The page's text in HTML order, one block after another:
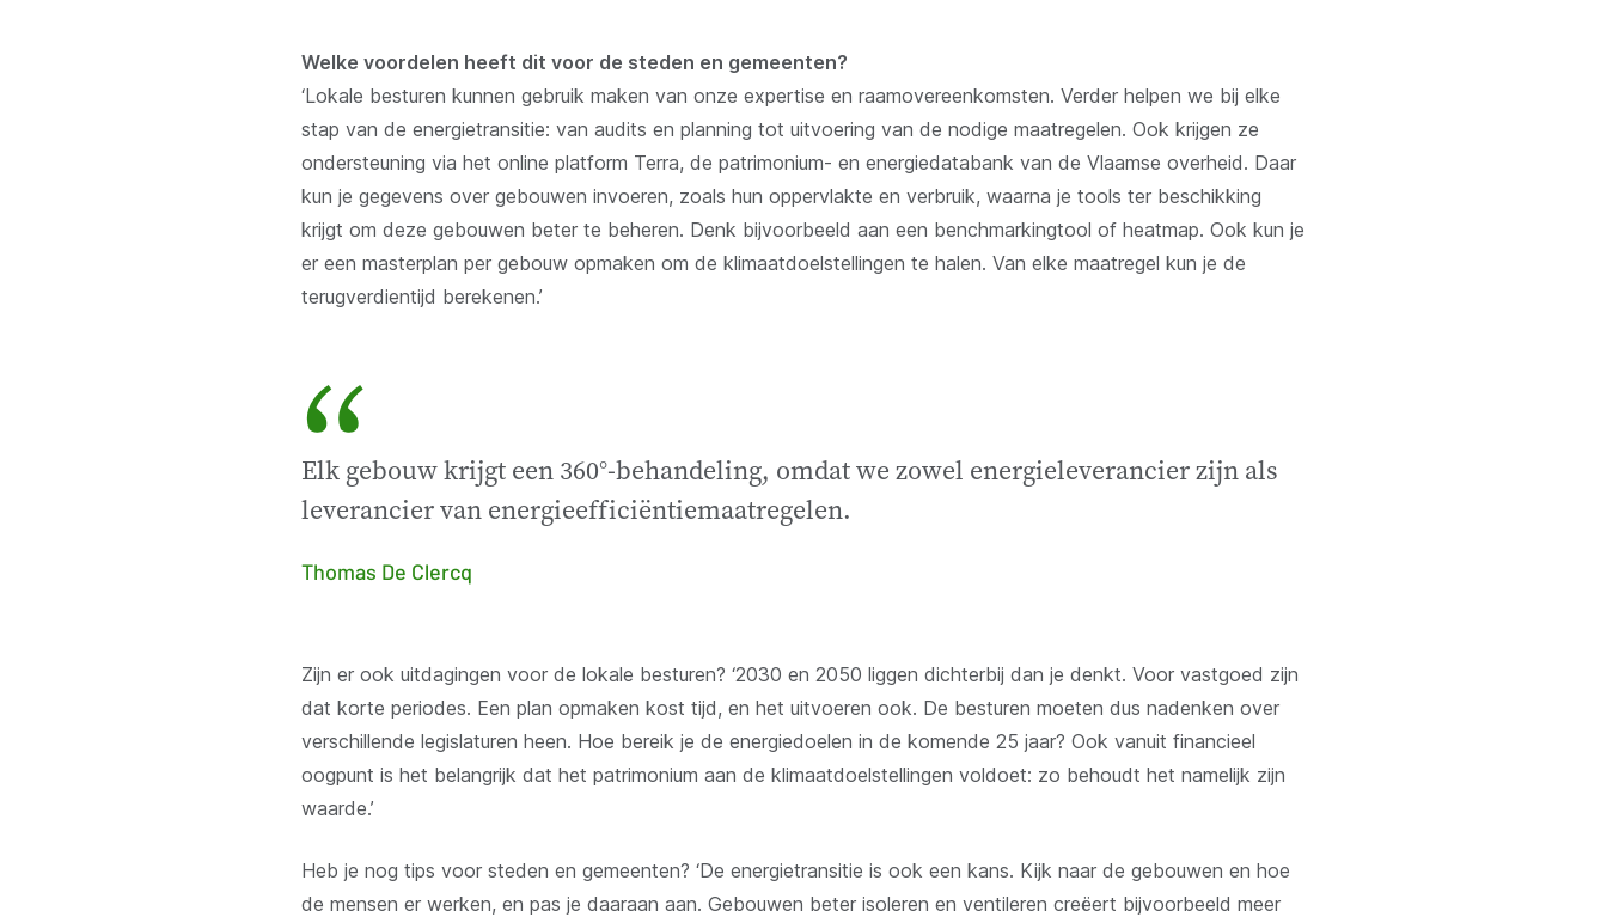
Welke voordelen heeft dit voor de steden en gemeenten?
‘Lokale besturen kunnen gebruik maken van onze expertise en raamovereenkomsten. Verder helpen we bij elke
stap van de energietransitie: van audits en planning tot uitvoering van de nodige maatregelen. Ook krijgen ze
ondersteuning via het online platform Terra, de patrimonium- en energiedatabank van de Vlaamse overheid. Daar
kun je gegevens over gebouwen invoeren, zoals hun oppervlakte en verbruik, waarna je tools ter beschikking
krijgt om deze gebouwen beter te beheren. Denk bijvoorbeeld aan een benchmarkingtool of heatmap. Ook kun je
er een masterplan per gebouw opmaken om de klimaatdoelstellingen te halen. Van elke maatregel kun je de
terugverdientijd berekenen.’
“
Elk gebouw krijgt een 360°-behandeling, omdat we zowel energieleverancier zijn als
leverancier van energieefficiëntiemaatregelen.
Thomas De Clercq
Zijn er ook uitdagingen voor de lokale besturen? ‘2030 en 2050 liggen dichterbij dan je denkt. Voor vastgoed zijn
dat korte periodes. Een plan opmaken kost tijd, en het uitvoeren ook. De besturen moeten dus nadenken over
verschillende legislaturen heen. Hoe bereik je de energiedoelen in de komende 25 jaar? Ook vanuit financieel
oogpunt is het belangrijk dat het patrimonium aan de klimaatdoelstellingen voldoet: zo behoudt het namelijk zijn
waarde.’
Heb je nog tips voor steden en gemeenten? ‘De energietransitie is ook een kans. Kijk naar de gebouwen en hoe
de mensen er werken, en pas je daaraan aan. Gebouwen beter isoleren en ventileren creëert bijvoorbeeld meer